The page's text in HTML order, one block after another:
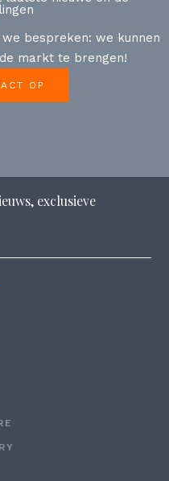
bespreken: we kunnen
markt te brengen!
OP
exclusieve